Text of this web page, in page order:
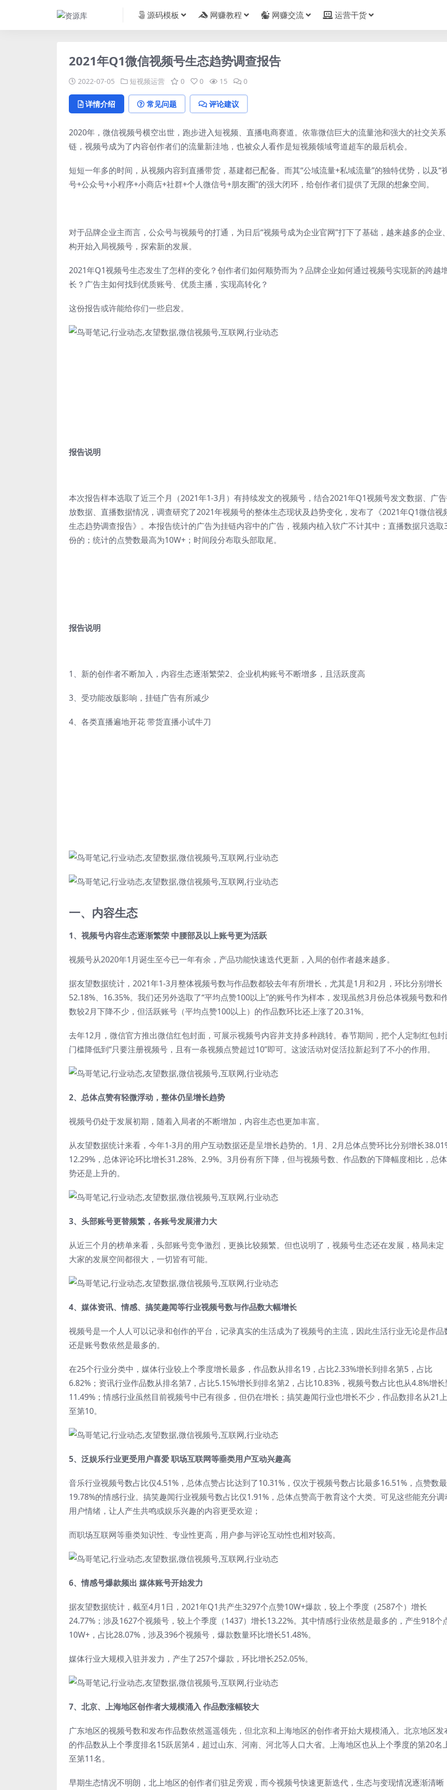
源码模板 网赚教程 网赚交流 运营干货
2021年Q1微信视频号生态趋势调查报告
2022-07-05 短视频运营 0 0 15 0
详情介绍 常见问题 评论建议
2020年， 微信视频号横空出世，跑步进入短视频、直播电商赛道。依靠微信巨大的流量池和强大的社交关系
链，视频号成为了内容创作者们的流量新洼地，也被众人看作是短视频领域弯道超车的最后机会。
短短一年多的时间，从视频内容到直播带货，基建都已配备。而其“公域流量+私域流量”的独特优势，以及“
号+公众号+小程序+小商店+社群+个人微信号+朋友圈”的强大闭环，给创作者们提供了无限的想象空间。
对于品牌企业主而言，公众号与视频号的打通，为日后“视频号成为企业官网”打下了基础，越来越多的企业
构开始入局视频号，探索新的发展。
2021年Q1视频号生态发生了怎样的变化？创作者们如何顺势而为？品牌企业如何通过视频号实现新的跨越
长？广告主如何找到优质账号、优质主播，实现高转化？
这份报告或许能给你们一些启发。
报告说明
本次报告样本选取了近三个月（2021年1-3月）有持续发文的视频号，结合2021年Q1视频号发文数据、广
放数据、直播数据情况，调查研究了2021年视频号的整体生态现状及趋势变化，发布了《2021年Q1微信视
生态趋势调查报告》。本报告统计的广告为挂链内容中的广告，视频内植入软广不计其中；直播数据只选取
份的；统计的点赞数最高为10W+；时间段分布取头部取尾。
报告说明
1、新的创作者不断加入，内容生态逐渐繁荣2、企业机构账号不断增多，且活跃度高
3、受功能改版影响，挂链广告有所减少
4、各类直播遍地开花 带货直播小试牛刀
一、内容生态
1、视频号内容生态逐渐繁荣 中腰部及以上账号更为活跃
视频号从2020年1月诞生至今已一年有余，产品功能快速迭代更新，入局的创作者越来越多。
据友望数据统计，2021年1-3月整体视频号数与作品数都较去年有所增长，尤其是1月和2月，环比分别增长
52.18%、16.35%。我们还另外选取了“平均点赞100以上”的账号作为样本，发现虽然3月份总体视频号数和
数较2月下降不少，但活跃账号（平均点赞100以上）的作品数环比还上涨了20.31%。
去年12月，微信官方推出微信红包封面，可展示视频号内容并支持多种跳转。春节期间，把个人定制红包封
门槛降低到“只要注册视频号，且有一条视频点赞超过10”即可。这波活动对促活拉新起到了不小的作用。
2、总体点赞有轻微浮动，整体仍呈增长趋势
视频号仍处于发展初期，随着入局者的不断增加，内容生态也更加丰富。
从友望数据统计来看，今年1-3月的用户互动数据还是呈增长趋势的。1月、2月总体点赞环比分别增长
12.29%，总体评论环比增长31.28%、2.9%。3月份有所下降，但与视频号数、作品数的下降幅度相比，总
势还是上升的。
3、头部账号更替频繁，各账号发展潜力大
从近三个月的榜单来看，头部账号竞争激烈，更换比较频繁。但也说明了，视频号生态还在发展，格局未定
大家的发展空间都很大，一切皆有可能。
4、媒体资讯、情感、搞笑趣闻等行业视频号数与作品数大幅增长
视频号是一个人人可以记录和创作的平台，记录真实的生活成为了视频号的主流，因此生活行业无论是作品
还是账号数依然是最多的。
在25个行业分类中，媒体行业较上个季度增长最多，作品数从排名19，占比2.33%增长到排名第5，占比
6.82%；资讯行业作品数从排名第7，占比5.15%增长到排名第2，占比10.83%，视频号数占比也从4.8%增长
11.49%；情感行业虽然目前视频号中已有很多，但仍在增长；搞笑趣闻行业也增长不少，作品数排名从21
至第10。
5、泛娱乐行业更受用户喜爱 职场互联网等垂类用户互动兴趣高
音乐行业视频号数占比仅4.51%，总体点赞占比达到了10.31%，仅次于视频号数占比最多16.51%，点赞数
19.78%的情感行业。搞笑趣闻行业视频号数占比仅1.91%，总体点赞高于教育这个大类。可见这些能充分调
用户情绪，让人产生共鸣或娱乐兴趣的内容更受欢迎；
而职场互联网等垂类知识性、专业性更高，用户参与评论互动性也相对较高。
6、情感号爆款频出 媒体账号开始发力
据友望数据统计，截至4月1日，2021年Q1共产生3297个点赞10W+爆款，较上个季度（2587个）增长
24.77%；涉及1627个视频号，较上个季度（1437）增长13.22%。其中情感行业依然是最多的，产生918个
10W+，占比28.07%，涉及396个视频号，爆款数量环比增长51.48%。
媒体行业大规模入驻并发力，产生了257个爆款，环比增长252.05%。
7、北京、上海地区创作者大规模涌入 作品数涨幅较大
广东地区的视频号数和发布作品数依然遥遥领先，但北京和上海地区的创作者开始大规模涌入。北京地区发
的作品数从上个季度排名15跃居第4，超过山东、河南、河北等人口大省。上海地区也从上个季度的第20名
至第11名。
早期生态情况不明朗，北上地区的创作者们驻足旁观，而今视频号快速更新迭代，生态与变现情况逐渐清晰